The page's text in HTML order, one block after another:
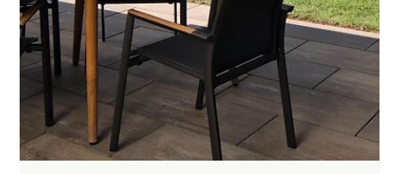
Für den deutschen Mittelstand ist Liquiditätssicherung im Jahr
2026 das zentrale Gebot der Unternehmensführung. Wer die
rasant steigenden betrieblichen Energiekosten durch eine
eigene Photovoltaikanlage (PV) dauerhaft senken will, muss
dafür kein wertvolles Kernkapital im Unternehmen binden. Das
Steuerrecht bietet über den Investitionsabzugsbetrag (IAB)
nach § 7g EStG ein hocheffizientes Instrument der
Innenfinanzierung. Unternehmen können damit bis zu 50 %
der geplanten Inve